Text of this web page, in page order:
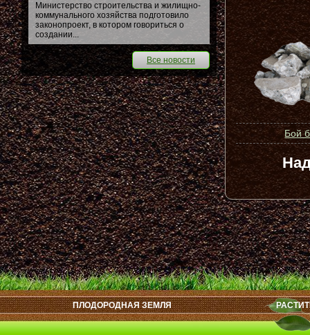
Бой
Министерство строительства и жилищно-
коммунального хозяйства подготовило
законопроект, в котором говориться о
создании...
Все новости
ПЛОДОРОДНАЯ ЗЕМЛЯ